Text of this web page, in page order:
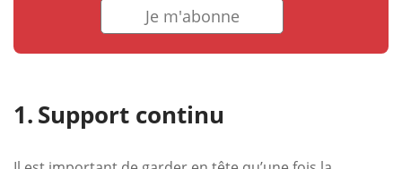
Je m'abonne
Support continu